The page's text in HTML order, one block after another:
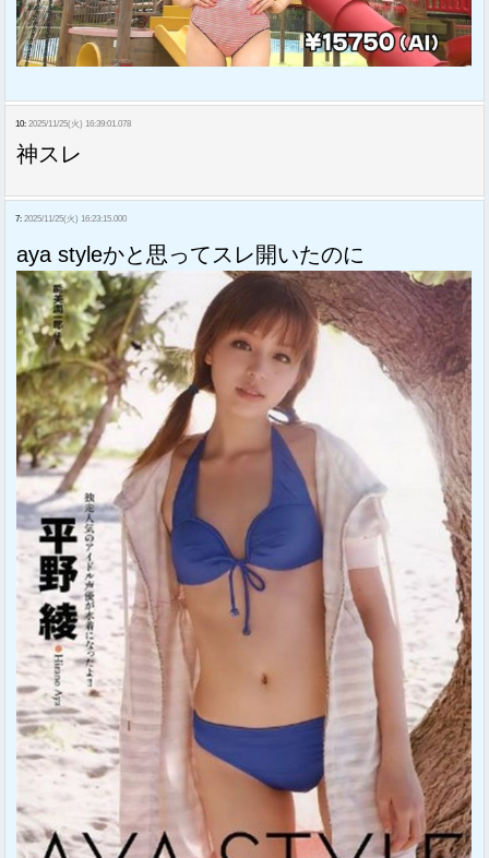
10: 2025/11/25(火) 16:39:01.078
神スレ
7: 2025/11/25(火) 16:23:15.000
aya styleかと思ってスレ開いたのに